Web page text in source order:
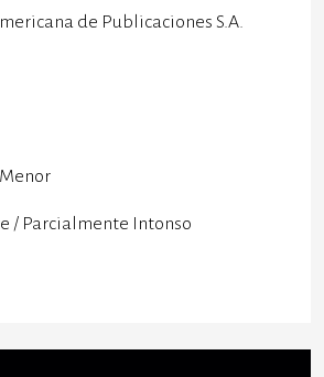
de Publicaciones S.A.
/ Parcialmente Intonso